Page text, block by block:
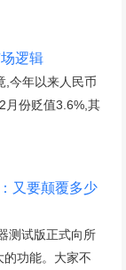
逻辑
,今年以来人民币
月份贬值3.6%,其
又要颠覆多少
测试版正式向所
功能。大家不